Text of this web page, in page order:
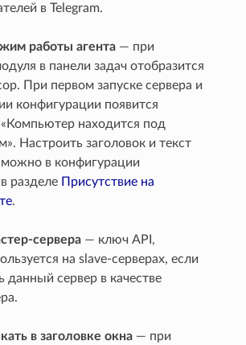
в Telegram.
работы агента — при
в панели задач отобразится
При первом запуске сервера и
конфигурации появится
находится под
Настроить заголовок и текст
в конфигурации
разделе Присутствие на
.
сервера — ключ API,
на slave-серверах, если
данный сервер в качестве
в заголовке окна — при